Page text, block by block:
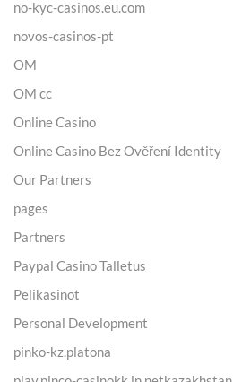
no-kyc-casinos.eu.com
novos-casinos-pt
OM
OM cc
Online Casino
Online Casino Bez Ověření Identity
Our Partners
pages
Partners
Paypal Casino Talletus
Pelikasinot
Personal Development
pinko-kz.platona